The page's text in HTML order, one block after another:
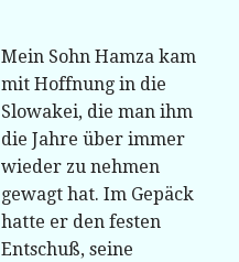
Mein Sohn Hamza kam
mit Hoffnung in die
Slowakei, die man ihm
die Jahre über immer
wieder zu nehmen
gewagt hat. Im Gepäck
hatte er den festen
Entschuß, seine